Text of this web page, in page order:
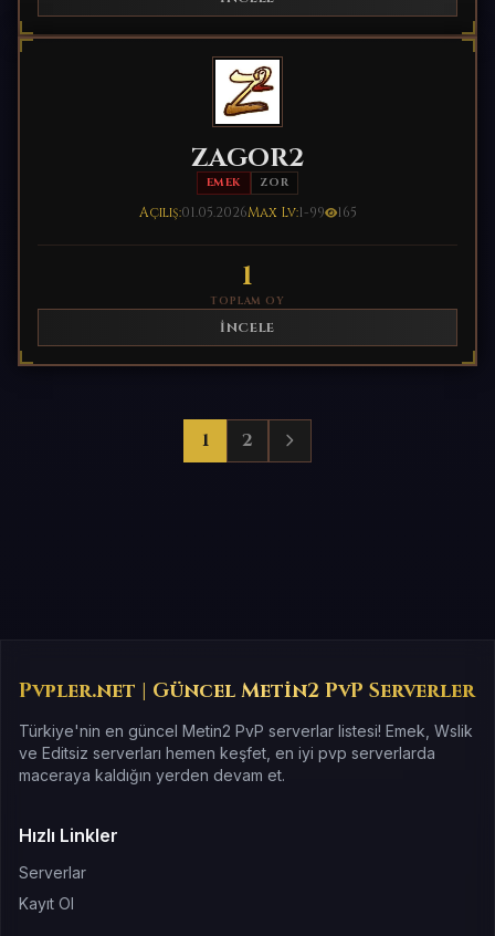
ZAGOR2
EMEK ZOR
Açılış:01.05.2026Max Lv:1-99 165
1
TOPLAM OY
İNCELE
1 2
Pvpler.net | Güncel Metin2 PvP Serverler
Türkiye'nin en güncel Metin2 PvP serverlar listesi! Emek, Wslik
ve Editsiz serverları hemen keşfet, en iyi pvp serverlarda
maceraya kaldığın yerden devam et.
Hızlı Linkler
Serverlar
Kayıt Ol